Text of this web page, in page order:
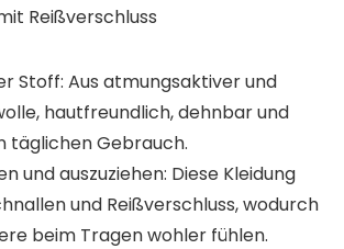
Reißverschluss
Stoff: Aus atmungsaktiver und
hautfreundlich, dehnbar und
täglichen Gebrauch.
und auszuziehen: Diese Kleidung
und Reißverschluss, wodurch
beim Tragen wohler fühlen.